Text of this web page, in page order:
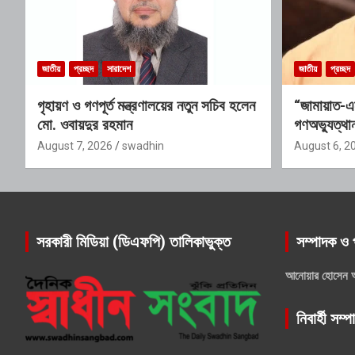
জাতীয় প্রচ্ছদ সারাদেশ
গৃহায়ণ ও গণপূর্ত মন্ত্রণালয়ের নতুন সচিব হলেন
মো. ওবায়দুর রহমান
August 7, 2026 swadhin
জাতীয় প্রচ্ছদ
“জামায়াত-
গণঅভ্যুত্থান
যোগ্যতাও
August 6,
সরকারী মিডিয়া (ডিএফপি) তালিকাভুক্ত সম্পাদক ও
আনোয়ার হোসেন
নিবার্হী